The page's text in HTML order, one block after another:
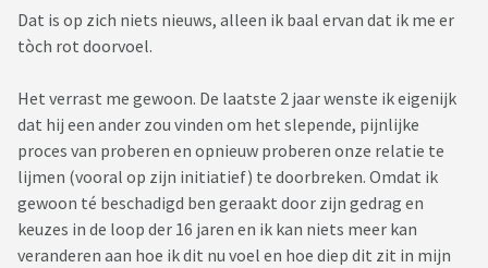
Dat is op zich niets nieuws, alleen ik baal ervan dat ik me er
tòch rot doorvoel.
Het verrast me gewoon. De laatste 2 jaar wenste ik eigenijk
dat hij een ander zou vinden om het slepende, pijnlijke
proces van proberen en opnieuw proberen onze relatie te
lijmen (vooral op zijn initiatief) te doorbreken. Omdat ik
gewoon té beschadigd ben geraakt door zijn gedrag en
keuzes in de loop der 16 jaren en ik kan niets meer kan
veranderen aan hoe ik dit nu voel en hoe diep dit zit in mijn